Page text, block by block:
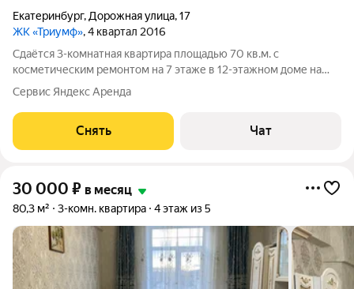
Екатеринбург, Дорожная улица,17
ЖК «Триумф», 4 квартал 2016
Сдаётся 3-комнатная квартира площадью 70 кв.м. с
косметическим ремонтом на 7 этаже в 12-этажном доме на
срок от 11 месяцев. Из техники есть: Телевизор Духовой шкаф
Стиральная машина Холодильник Микроволновка Дом -
панельный, окна выходят во двор
Сервис Яндекс Аренда
Снять Чат
30 000 ₽ в месяц
80,3 м² 3-комн. квартира 4 этаж из 5